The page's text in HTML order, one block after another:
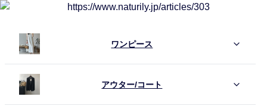
ワンピース
アウター/コート